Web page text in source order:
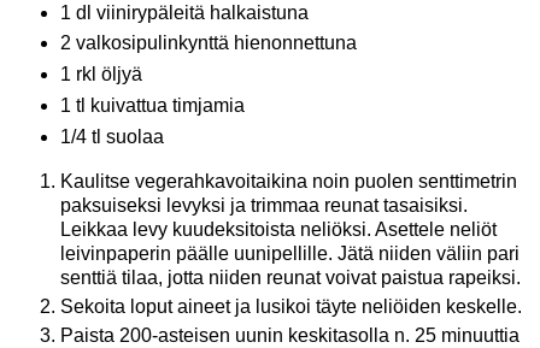
1 dl viinirypäleitä halkaistuna
2 valkosipulinkynttä hienonnettuna
1 rkl öljyä
1 tl kuivattua timjamia
1/4 tl suolaa
Kaulitse vegerahkavoitaikina noin puolen senttimetrin
paksuiseksi levyksi ja trimmaa reunat tasaisiksi.
Leikkaa levy kuudeksitoista neliöksi. Asettele neliöt
leivinpaperin päälle uunipellille. Jätä niiden väliin pari
senttiä tilaa, jotta niiden reunat voivat paistua rapeiksi.
Sekoita loput aineet ja lusikoi täyte neliöiden keskelle.
Paista 200-asteisen uunin keskitasolla n. 25 minuuttia